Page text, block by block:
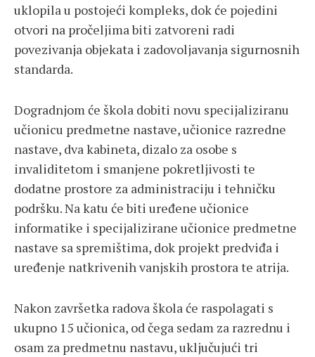
uklopila u postojeći kompleks, dok će pojedini
otvori na pročeljima biti zatvoreni radi
povezivanja objekata i zadovoljavanja sigurnosnih
standarda.
Dogradnjom će škola dobiti novu specijaliziranu
učionicu predmetne nastave, učionice razredne
nastave, dva kabineta, dizalo za osobe s
invaliditetom i smanjene pokretljivosti te
dodatne prostore za administraciju i tehničku
podršku. Na katu će biti uređene učionice
informatike i specijalizirane učionice predmetne
nastave sa spremištima, dok projekt predviđa i
uređenje natkrivenih vanjskih prostora te atrija.
Nakon završetka radova škola će raspolagati s
ukupno 15 učionica, od čega sedam za razrednu i
osam za predmetnu nastavu, uključujući tri